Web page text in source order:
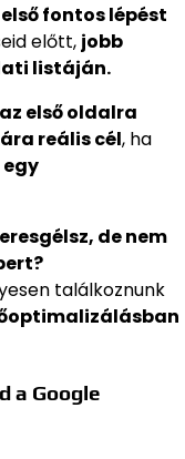
fontos lépést
előtt, jobb
listáján.
az első oldalra
reális cél, ha
egy
de nem
találkoznunk
a Google